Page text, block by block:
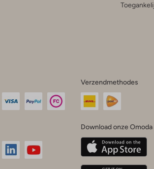
Verzendmethodes
Download onze Omoda